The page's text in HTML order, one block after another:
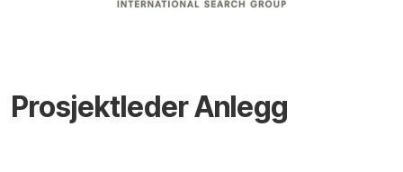
Prosjektleder Anlegg